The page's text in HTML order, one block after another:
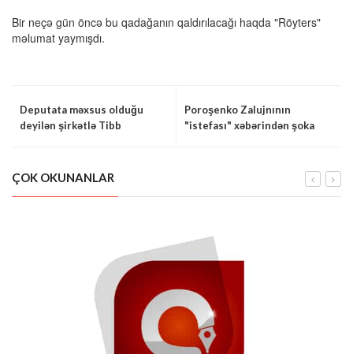
Bir neçə gün öncə bu qadağanın qaldırılacağı haqda "Röyters"
məlumat yaymışdı.
Deputata məxsus olduğu
deyilən şirkətlə Tibb
TƏFƏRRÜAT
Poroşenko Zalujnının
"istefası" xəbərindən şoka
ÇOK OKUNANLAR